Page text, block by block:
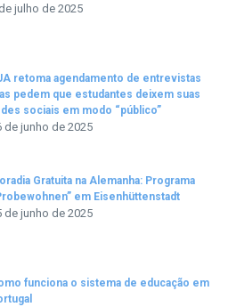
julho de 2025
retoma agendamento de entrevistas
pedem que estudantes deixem suas
sociais em modo “público”
de junho de 2025
Gratuita na Alemanha: Programa
em Eisenhüttenstadt
de junho de 2025
funciona o sistema de educação em